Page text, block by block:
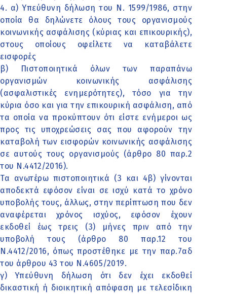
4. α) Υπεύθυνη δήλωση του Ν. 1599/1986, στην
οποία θα δηλώνετε όλους τους οργανισμούς
κοινωνικής ασφάλισης (κύριας και επικουρικής),
στους οποίους οφείλετε να καταβάλετε
εισφορές
β) Πιστοποιητικά όλων των παραπάνω
οργανισμών κοινωνικής ασφάλισης
(ασφαλιστικές ενημερότητες), τόσο για την
κύρια όσο και για την επικουρική ασφάλιση, από
τα οποία να προκύπτουν ότι είστε ενήμεροι ως
προς τις υποχρεώσεις σας που αφορούν την
καταβολή των εισφορών κοινωνικής ασφάλισης
σε αυτούς τους οργανισμούς (άρθρο 80 παρ.2
του Ν.4412/2016).
Τα ανωτέρω πιστοποιητικά (3 και 4β) γίνονται
αποδεκτά εφόσον είναι σε ισχύ κατά το χρόνο
υποβολής τους, άλλως, στην περίπτωση που δεν
αναφέρεται χρόνος ισχύος, εφόσον έχουν
εκδοθεί έως τρεις (3) μήνες πριν από την
υποβολή τους (άρθρο 80 παρ.12 του
Ν.4412/2016, όπως προστέθηκε με την παρ.7αδ
του άρθρου 43 του Ν.4605/2019.
γ) Υπεύθυνη δήλωση ότι δεν έχει εκδοθεί
δικαστική ή διοικητική απόφαση με τελεσίδικη